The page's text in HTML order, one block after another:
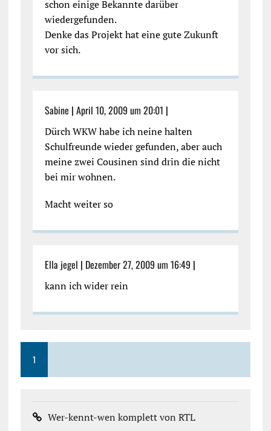
schon einige Bekannte darüber
wiedergefunden.
Denke das Projekt hat eine gute Zukunft
vor sich.
Sabine | April 10, 2009 um 20:01 |
Dürch WKW habe ich neine halten
Schulfreunde wieder gefunden, aber auch
meine zwei Cousinen sind drin die nicht
bei mir wohnen.
Macht weiter so
Ella jegel | Dezember 27, 2009 um 16:49|
kann ich wider rein
1
Wer-kennt-wen komplett von RTL